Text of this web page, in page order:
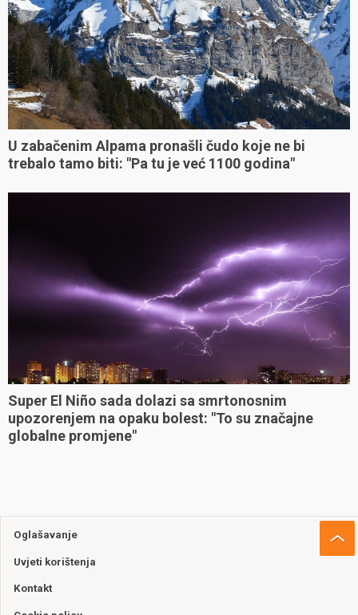
U zabačenim Alpama pronašli čudo koje ne bi
trebalo tamo biti: "Pa tu je već 1100 godina"
Super El Niño sada dolazi sa smrtonosnim
upozorenjem na opaku bolest: "To su značajne
globalne promjene"
Oglašavanje
Uvjeti korištenja
Kontakt